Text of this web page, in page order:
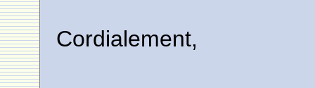
Cordialement,